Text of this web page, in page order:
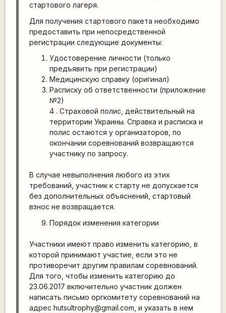
стартового лагеря.
Для получения стартового пакета необходимо
предоставить при непосредственной
регистрации следующие документы:
Удостоверение личности (только
предъявить при регистрации)
Медицинскую справку (оригинал)
Расписку об ответственности (приложение
№2)
4 . Страховой полис, действительный на
территории Украины. Справка и расписка и
полис остаются у организаторов, по
окончании соревнований возвращаются
участнику по запросу.
В случае невыполнения любого из этих
требований, участник к старту не допускается
без дополнительных объяснений, стартовый
взнос не возвращается.
Порядок изменения категории
Участники имеют право изменить категорию, в
которой принимают участие, если это не
противоречит другим правилам соревнований.
Для того, чтобы изменить категорию до
23.06.2017 включительно участник должен
написать письмо оргкомитету соревнований на
адрес hutsultrophy@gmail.com, и указать в нем